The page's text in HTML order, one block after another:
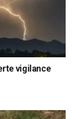
vigilance